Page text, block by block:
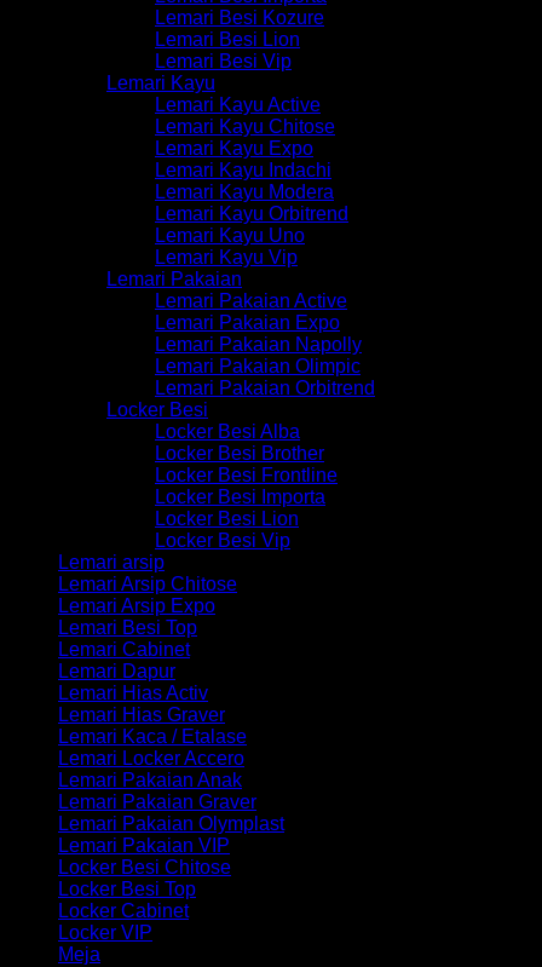
Lemari Besi Kozure
Lemari Besi Lion
Lemari Besi Vip
Lemari Kayu
Lemari Kayu Active
Lemari Kayu Chitose
Lemari Kayu Expo
Lemari Kayu Indachi
Lemari Kayu Modera
Lemari Kayu Orbitrend
Lemari Kayu Uno
Lemari Kayu Vip
Lemari Pakaian
Lemari Pakaian Active
Lemari Pakaian Expo
Lemari Pakaian Napolly
Lemari Pakaian Olimpic
Lemari Pakaian Orbitrend
Locker Besi
Locker Besi Alba
Locker Besi Brother
Locker Besi Frontline
Locker Besi Importa
Locker Besi Lion
Locker Besi Vip
Lemari arsip
Lemari Arsip Chitose
Lemari Arsip Expo
Lemari Besi Top
Lemari Cabinet
Lemari Dapur
Lemari Hias Activ
Lemari Hias Graver
Lemari Kaca / Etalase
Lemari Locker Accero
Lemari Pakaian Anak
Lemari Pakaian Graver
Lemari Pakaian Olymplast
Lemari Pakaian VIP
Locker Besi Chitose
Locker Besi Top
Locker Cabinet
Locker VIP
Meja